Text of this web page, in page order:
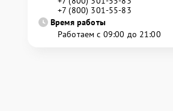
+7 (800) 301-55-83
Время работы
Работаем с 09:00 до 21:00